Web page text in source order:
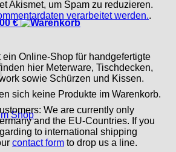
€
sich keine Produkte im Warenkorb.
Shop
Akismet, um Spam zu reduzieren.
verarbeitet werden..
ein Online-Shop für handgefertigte
hier Meterware, Tischdecken,
sowie Schürzen und Kissen.
We are currently only
and the EU-Countries. If you
to international shipping
contact form to drop us a line.